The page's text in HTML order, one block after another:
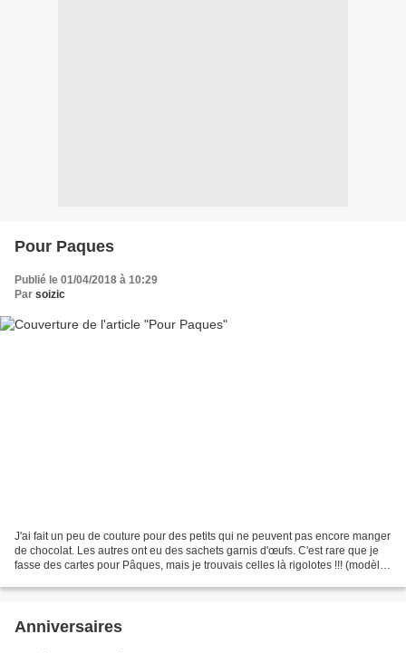
Pour Paques
Publié le 01/04/2018 à 10:29
Par soizic
J'ai fait un peu de couture pour des petits qui ne peuvent pas encore manger
de chocolat. Les autres ont eu des sachets garnis d'œufs. C'est rare que je
fasse des cartes pour Pâques, mais je trouvais celles là rigolotes !!! (modèles
Anniversaires